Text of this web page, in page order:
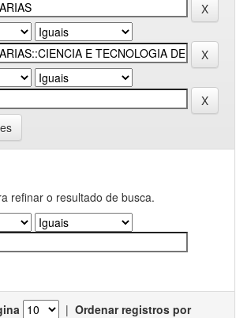
refinar o resultado de busca.
| Ordenar registros por